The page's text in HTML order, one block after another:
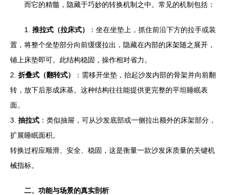
而它的精髓，隐藏于巧妙的转换机制之中。常见的机制包括：
1. 推拉式（拉床式）
：坐在坐垫上，抓住前沿下方的拉手或装
置，将整个坐垫部分向前缓缓拉出，隐藏在内部的床架随之展开，
铺上床垫即可。此结构稳固，操作相对省力。
2. 折叠式（翻转式）
：需移开坐垫，抬起沙发内部的骨架并向前翻
转，放下后形成床基。这种结构往往能提供更完整的平坦睡眠表
面。
3. 抽拉式 ：类似抽屉，可从沙发底部或一侧拉出额外的床架部分，
扩展睡眠面积。
转换过程应顺滑、安全、稳固，这是衡量一款沙发床质量的关键机
械指标。
二、功能与场景的真实剖析